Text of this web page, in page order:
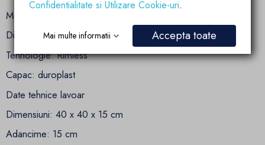
Montaj: suspendat
Distanta montare: 18 cm
Tehnologie: Rimless
Capac: duroplast
Date tehnice lavoar
Dimensiuni: 40 x 40 x 15 cm
Adancime: 15 cm
Confidentialitate si Utilizare Cookie-uri.
Mai multe informatii Accepta toate